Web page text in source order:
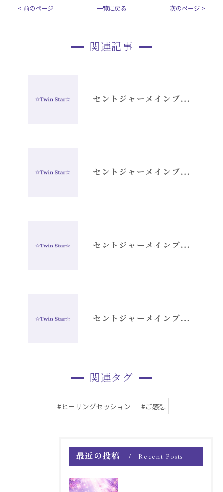
< 前のページ 一覧に戻る 次のページ >
関連記事
セントジャーメインブレッシングカード「リセット」グリッド画像
セントジャーメインブレッシングカードリーディング
セントジャーメインブレッシングカードGSVFグリッド画像
セントジャーメインブレッシングカードグリッド画像
関連タグ
#ヒーリングセッション #ご感想
最近の投稿 Recent Posts